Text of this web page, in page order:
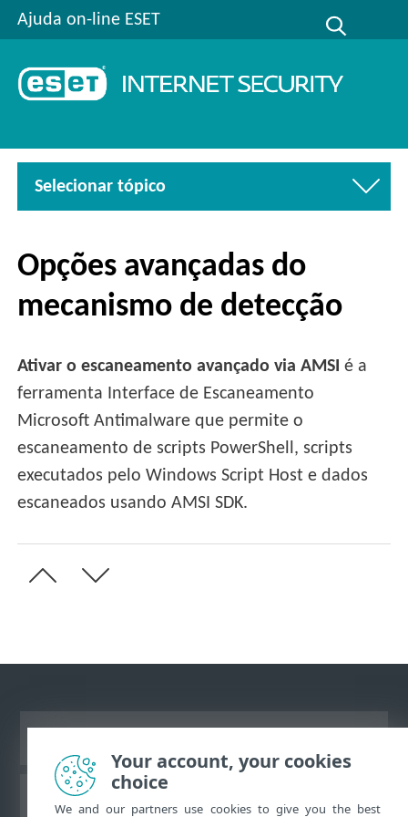
Ajuda on-line ESET
Selecionar tópico
Opções avançadas do
mecanismo de detecção
Ativar o escaneamento avançado via AMSI é a
ferramenta Interface de Escaneamento
Microsoft Antimalware que permite o
escaneamento de scripts PowerShell, scripts
executados pelo Windows Script Host e dados
escaneados usando AMSI SDK.
Base de conhecimento da ESET
Your account, your cookies
choice
We and our partners use cookies to give you the best